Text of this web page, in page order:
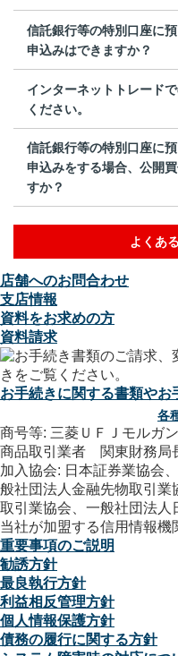
信託銀行等の特別口座に
申込みはできますか？
インターネットトレード
ください。
信託銀行等の特別口座に
申込みをする場合、公開
すか？
よくあ
店舗へのお問合わせ
支店情報
資料をお求めの方
資料請求
お手続きに関する書類や
各
商号等: 三菱ＵＦＪモルガ
商品取引業者 関東財務局
加入協会: 日本証券業協会
般社団法人金融先物取引業
取引業協会、一般社団法人
当社が加盟する信用情報
重要事項のご説明
勧誘方針
最良執行方針
利益相反管理方針
個人情報保護方針
債務の履行に関する方針